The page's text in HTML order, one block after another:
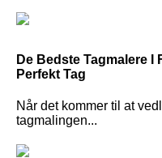
De Bedste Tagmalere I
Perfekt Tag
Når det kommer til at
tagmalingen...